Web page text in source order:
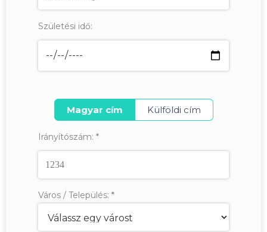
Születési idő:
Magyar cím Külföldi cím
Irányítószám: *
Város / Település: *